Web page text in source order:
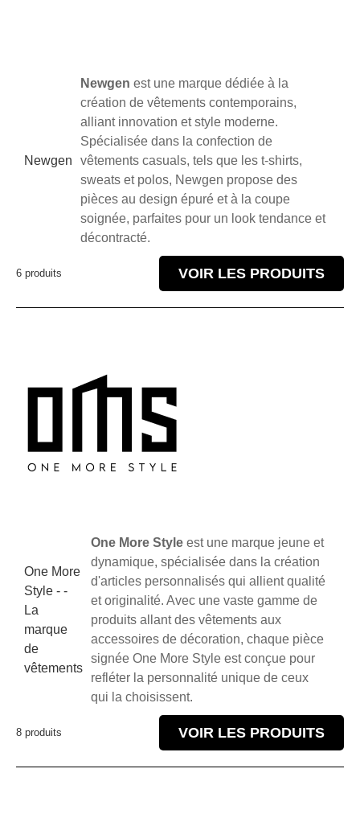
Newgen
Newgen est une marque dédiée à la
création de vêtements contemporains,
alliant innovation et style moderne.
Spécialisée dans la confection de
vêtements casuals, tels que les t-shirts,
sweats et polos, Newgen propose des
pièces au design épuré et à la coupe
soignée, parfaites pour un look tendance et
décontracté.
6 produits VOIR LES PRODUITS
One More
Style - -
La
marque
de
vêtements
One More Style est une marque jeune et
dynamique, spécialisée dans la création
d'articles personnalisés qui allient qualité
et originalité. Avec une vaste gamme de
produits allant des vêtements aux
accessoires de décoration, chaque pièce
signée One More Style est conçue pour
refléter la personnalité unique de ceux
qui la choisissent.
8 produits VOIR LES PRODUITS